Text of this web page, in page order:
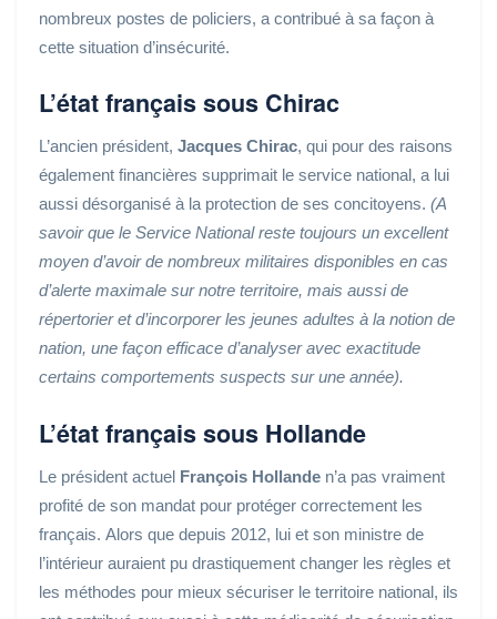
nombreux postes de policiers, a contribué à sa façon à
cette situation d’insécurité.
L’état français sous Chirac
L’ancien président, Jacques Chirac, qui pour des raisons
également financières supprimait le service national, a lui
aussi désorganisé à la protection de ses concitoyens. (A
savoir que le Service National reste toujours un excellent
moyen d’avoir de nombreux militaires disponibles en cas
d’alerte maximale sur notre territoire, mais aussi de
répertorier et d’incorporer les jeunes adultes à la notion de
nation, une façon efficace d’analyser avec exactitude
certains comportements suspects sur une année).
L’état françaissous Hollande
Le président actuel François Hollande n’a pas vraiment
profité de son mandat pour protéger correctement les
français. Alors que depuis 2012, lui et son ministre de
l’intérieur auraient pu drastiquement changer les règles et
les méthodes pour mieux sécuriser le territoire national, ils